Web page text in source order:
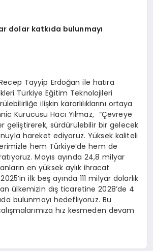
dolar katkıda bulunmayı
Tayyip Erdoğan ile hatıra
Türkiye Eğitim Teknolojileri
ilişkin kararlılıklarını ortaya
Kurucusu Hacı Yılmaz, “Çevreye
geliştirerek, sürdürülebilir bir gelecek
hareket ediyoruz. Yüksek kaliteli
hem Türkiye’de hem de
Mayıs ayında 24,8 milyar
en yüksek aylık ihracat
ilk beş ayında 111 milyar dolarlık
ülkemizin dış ticaretine 2028’de 4
bulunmayı hedefliyoruz. Bu
hız kesmeden devam